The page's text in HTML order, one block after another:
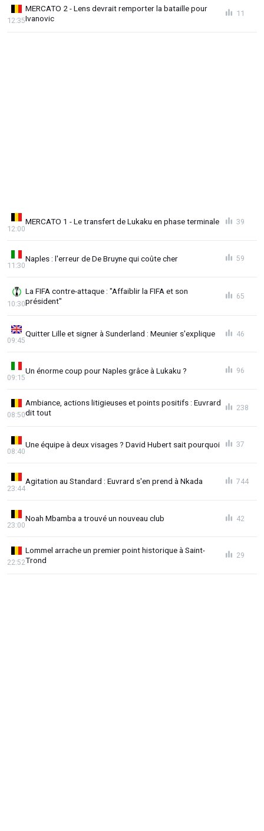
MERCATO 2 - Lens devrait remporter la bataille pour
Ivanovic
12:35
11
MERCATO 1 - Le transfert de Lukaku en phase terminale
12:00
39
Naples : l'erreur de De Bruyne qui coûte cher
11:30
59
La FIFA contre-attaque : "Affaiblir la FIFA et son
président"
10:30
65
Quitter Lille et signer à Sunderland : Meunier s'explique
09:45
46
Un énorme coup pour Naples grâce à Lukaku ?
09:15
96
Ambiance, actions litigieuses et points positifs : Euvrard
dit tout
08:50
238
Une équipe à deux visages ? David Hubert sait pourquoi
08:40
37
Agitation au Standard : Euvrard s'en prend à Nkada
23:44
744
Noah Mbamba a trouvé un nouveau club
23:00
42
Lommel arrache un premier point historique à Saint-
Trond
22:52
29